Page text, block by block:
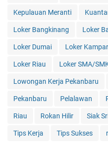
Kepulauan Meranti
Loker Bangkinang Loker
Loker Dumai Loker Kampar
Loker Riau Loker SMA/
Lowongan Kerja Pekanbaru
Pekanbaru Pelalawan
Riau Rokan Hilir Siak
Tips Kerja Tips Sukses